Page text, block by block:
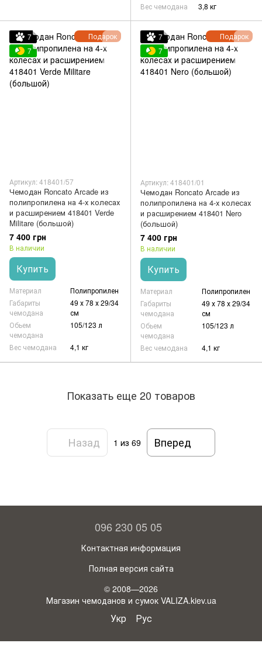
Вес чемодана 3,8 кг
Подарок
7
7
Артикул: 418401/57
Чемодан Roncato Arcade из
полипропилена на 4-х колесах
и расширением 418401 Verde
Militare (большой)
7 400 грн
В наличии
Купить
Материал
Полипропилен
Габариты
чемодана
49 х 78 х 29/34
см
Обьем
чемодана
105/123 л
Вес чемодана 4,1 кг
Подарок
7
7
Артикул: 418401/01
Чемодан Roncato Arcade из
полипропилена на 4-х колесах
и расширением 418401 Nero
(большой)
7 400 грн
В наличии
Купить
Материал
Полипропилен
Габариты
чемодана
49 х 78 х 29/34
см
Обьем
чемодана
105/123 л
Вес чемодана 4,1 кг
Показать еще 20 товаров
Назад 1 из 69 Вперед
096 230 05 05
Контактная информация
Полная версия сайта
© 2008—2026
Магазин чемоданов и сумок VALIZA.kiev.ua
Укр Рус